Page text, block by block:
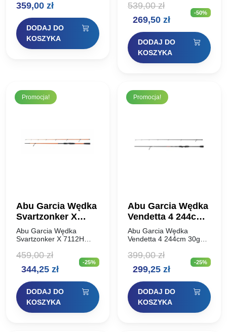
– wędka superlekka, z
przeznaczona do technik
light i ultralight.
Zachowuje…
359,00 zł
DODAJ DO
KOSZYKA
połączeniu z marką
wędkarzom już bardzo
dziś…
539,00zł
Pierwotna
cena
wynosiła:
539,00 zł.
269,50 złAktualna
cena
wynosi:
269,50 zł.
-50%
DODAJ DO
KOSZYKA
Promocja!
Abu Garcia Wędka
Svartzonker X
7112H 240cm 100g
Abu Garcia Wędka
Svartzonker X 7112H
SVARTZONKER X zostały
zaprojektowane przez
Claesa Claessona i
Garcię. Wytrzymałe
blanki i komponenty…
459,00zł
Pierwotna
cena
wynosiła:
459,00 zł.
344,25 złAktualna
cena
wynosi:
344,25 zł.
-25%
DODAJ DO
KOSZYKA
Promocja!
Abu Garcia Wędka
Vendetta 4 244cm
30g
Abu Garcia Wędka
Vendetta 4 244cm 30g
VENDETTA® od Abu
Garcia oferuje znakomitą
jakość i bogactwo
Te mocne, czułe i lekkie…
399,00zł
Pierwotna
cena
wynosiła:
399,00 zł.
299,25 złAktualna
cena
wynosi:
299,25 zł.
-25%
DODAJ DO
KOSZYKA